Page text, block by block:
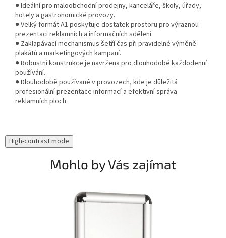
● Ideální pro maloobchodní prodejny, kanceláře, školy, úřady,
hotely a gastronomické provozy.
● Velký formát A1 poskytuje dostatek prostoru pro výraznou
prezentaci reklamních a informačních sdělení.
● Zaklapávací mechanismus šetří čas při pravidelné výměně
plakátů a marketingových kampaní.
● Robustní konstrukce je navržena pro dlouhodobé každodenní
používání.
● Dlouhodobě používané v provozech, kde je důležitá
profesionální prezentace informací a efektivní správa
reklamních ploch.
High-contrast mode
Mohlo by Vás zajímat